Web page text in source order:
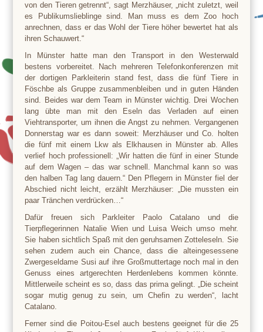
von den Tieren getrennt“, sagt Merzhäuser, „nicht zuletzt, weil
es Publikumslieblinge sind. Man muss es dem Zoo hoch
anrechnen, dass er das Wohl der Tiere höher bewertet hat als
ihren Schauwert.“
In Münster hatte man den Transport in den Westerwald
bestens vorbereitet. Nach mehreren Telefonkonferenzen mit
der dortigen Parkleiterin stand fest, dass die fünf Tiere in
Föschbe als Gruppe zusammenbleiben und in guten Händen
sind. Beides war dem Team in Münster wichtig. Drei Wochen
lang übte man mit den Eseln das Verladen auf einen
Viehtransporter, um ihnen die Angst zu nehmen. Vergangenen
Donnerstag war es dann soweit: Merzhäuser und Co. holten
die fünf mit einem Lkw als Elkhausen in Münster ab. Alles
verlief hoch professionell: „Wir hatten die fünf in einer Stunde
auf dem Wagen – das war schnell. Manchmal kann so was
den halben Tag lang dauern.“ Den Pflegern in Münster fiel der
Abschied nicht leicht, erzählt Merzhäuser: „Die mussten ein
paar Tränchen verdrücken…“
Dafür freuen sich Parkleiter Paolo Catalano und die
Tierpflegerinnen Natalie Wien und Luisa Weich umso mehr.
Sie haben sichtlich Spaß mit den geruhsamen Zotteleseln. Sie
sehen zudem auch ein Chance, dass die alteingesessene
Zwergeseldame Susi auf ihre Großmuttertage noch mal in den
Genuss eines artgerechten Herdenlebens kommen könnte.
Mittlerweile scheint es so, dass das prima gelingt. „Die scheint
sogar mutig genug zu sein, um Chefin zu werden“, lacht
Catalano.
Ferner sind die Poitou-Esel auch bestens geeignet für die 25